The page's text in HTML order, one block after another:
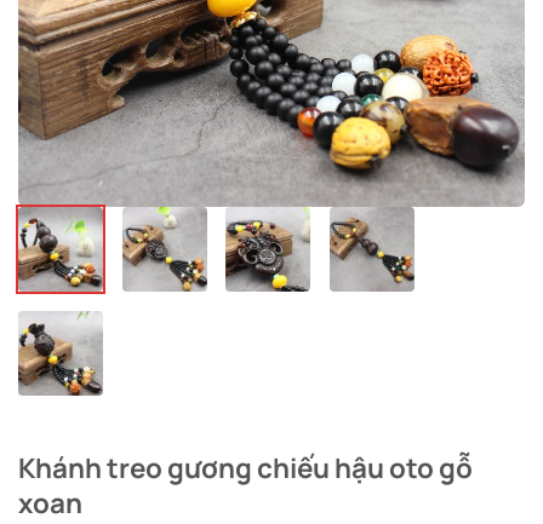
Khánh treo gương chiếu hậu oto gỗ
xoan